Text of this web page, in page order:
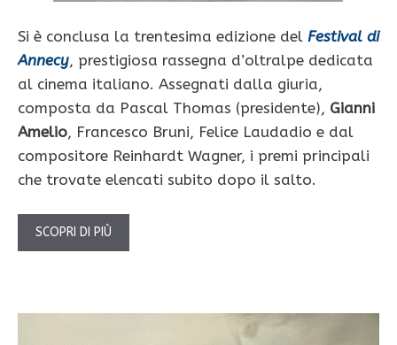
Si è conclusa la trentesima edizione del Festival di
Annecy, prestigiosa rassegna d’oltralpe dedicata
al cinema italiano. Assegnati dalla giuria,
composta da Pascal Thomas (presidente), Gianni
Amelio, Francesco Bruni, Felice Laudadio e dal
compositore Reinhardt Wagner, i premi principali
che trovate elencati subito dopo il salto.
SCOPRI DI PIÙ